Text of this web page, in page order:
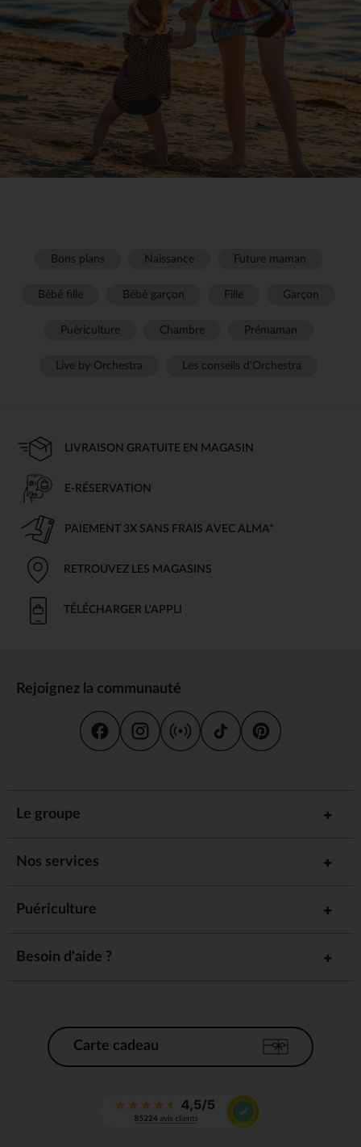
Bons plans Naissance Future maman
Bébé fille Bébé garçon Fille Garçon
Puériculture Chambre Prémaman
Live by Orchestra Les conseils d'Orchestra
LIVRAISON GRATUITE EN MAGASIN
E-RÉSERVATION
PAIEMENT 3X SANS FRAIS AVEC ALMA*
RETROUVEZ LES MAGASINS
TÉLÉCHARGER L'APPLI
Rejoignez la communauté
Le groupe
Nos services
Puériculture
Besoin d'aide ?
Carte cadeau